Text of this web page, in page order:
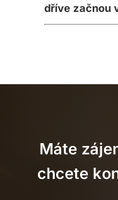
dříve začnou
Máte
chcete